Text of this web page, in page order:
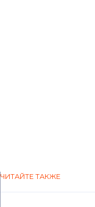
ЧИТАЙТЕ ТАКЖЕ